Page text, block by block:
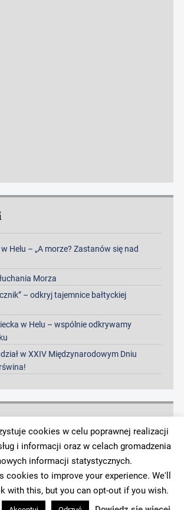
Helu – „A morze? Zastanów się nad
Morza
– odkryj tajemnice bałtyckiej
w Helu – wspólnie odkrywamy
w XXIV Międzynarodowym Dniu
cookies w celu poprawnej realizacji
i informacji oraz w celach gromadzenia
informacji statystycznych.
cookies to improve your experience. We'll
with this, but you can opt-out if you wish.